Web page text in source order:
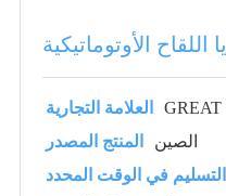
الأوتوماتيكية
العلامة التجارية
GREAT
المنتج المصدر
الصين
التسليم في الوقت المحدد